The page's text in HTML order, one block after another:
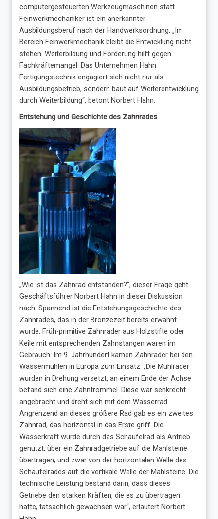
computergesteuerten Werkzeugmaschinen statt.
Feinwerkmechaniker ist ein anerkannter
Ausbildungsberuf nach der Handwerksordnung. „Im
Bereich Feinwerkmechanik bleibt die Entwicklung nicht
stehen. Weiterbildung und Förderung hilft gegen
Fachkräftemangel. Das Unternehmen Hahn
Fertigungstechnik engagiert sich nicht nur als
Ausbildungsbetrieb, sondern baut auf Weiterentwicklung
durch Weiterbildung“, betont Norbert Hahn.
Entstehung und Geschichte des Zahnrades
„Wie ist das Zahnrad entstanden?“, dieser Frage geht
Geschäftsführer Norbert Hahn in dieser Diskussion
nach. Spannend ist die Entstehungsgeschichte des
Zahnrades, das in der Bronzezeit bereits erwähnt
wurde. Früh-primitive Zahnräder aus Holzstifte oder
Keile mit entsprechenden Zahnstangen waren im
Gebrauch. Im 9. Jahrhundert kamen Zahnräder bei den
Wassermühlen in Europa zum Einsatz. „Die Mühlräder
wurden in Drehung versetzt, an einem Ende der Achse
befand sich eine Zahntrommel. Diese war senkrecht
angebracht und dreht sich mit dem Wasserrad.
Angrenzend an dieses größere Rad gab es ein zweites
Zahnrad, das horizontal in das Erste griff. Die
Wasserkraft wurde durch das Schaufelrad als Antrieb
genutzt, über ein Zahnradgetriebe auf die Mahlsteine
übertragen, und zwar von der horizontalen Welle des
Schaufelrades auf die vertikale Welle der Mahlsteine. Die
technische Leistung bestand darin, dass dieses
Getriebe den starken Kräften, die es zu übertragen
hatte, tatsächlich gewachsen war“, erläutert Norbert